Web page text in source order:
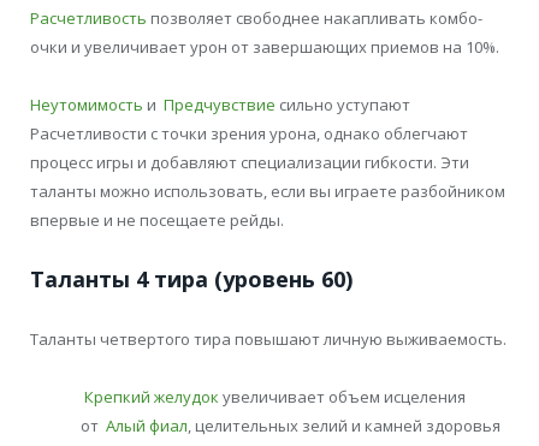
Расчетливость позволяет свободнее накапливать комбо-
очки и увеличивает урон от завершающих приемов на 10%.
Неутомимость и Предчувствие сильно уступают
Расчетливости с точки зрения урона, однако облегчают
процесс игры и добавляют специализации гибкости. Эти
таланты можно использовать, если вы играете разбойником
впервые и не посещаете рейды.
Таланты 4 тира (уровень 60)
Таланты четвертого тира повышают личную выживаемость.
Крепкий желудок увеличивает объем исцеления
от Алый фиал, целительных зелий и камней здоровья